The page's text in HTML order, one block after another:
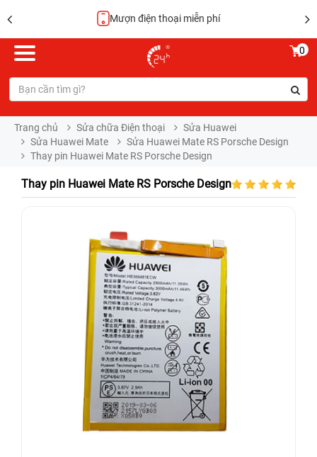
Hoàn tiền 100%
0
Trang chủ Sửa chữa Điện thoại
Sửa Huawei
Sửa Huawei Mate
Sửa Huawei Mate RS Porsche Design
Thay pin Huawei Mate RS Porsche Design
Thay pin Huawei Mate RS Porsche Design